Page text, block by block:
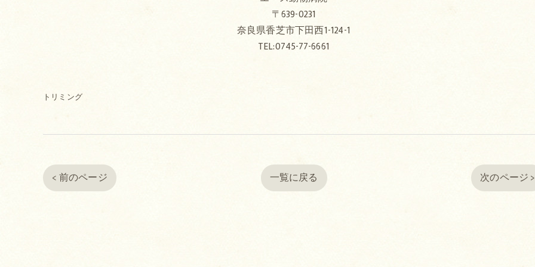
〒639-0231
奈良県香芝市下田西1-124-1
TEL:0745-77-6661
トリミング
< 前のページ 一覧に戻る 次のページ >